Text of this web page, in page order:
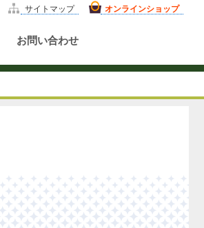
オンラインショップ
サイトマップ
お問い合わせ